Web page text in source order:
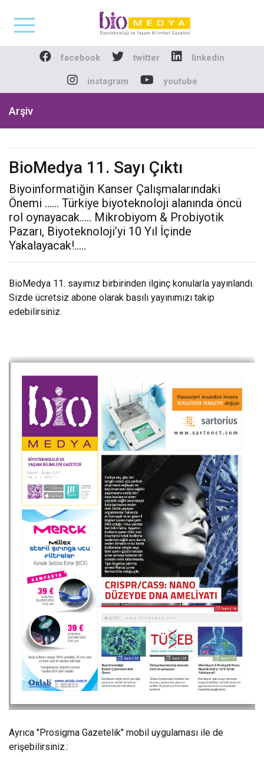
Biomedya -
facebook twitter linkedin
instagram youtube
Arşiv
BioMedya 11. Sayı Çıktı
Biyoinformatiğin Kanser Çalışmalarındaki
Önemi ...... Türkiye biyoteknoloji alanında öncü
rol oynayacak..... Mikrobiyom & Probiyotik
Pazarı, Biyoteknoloji’yi 10 Yıl İçinde
Yakalayacak!.....
BioMedya 11. sayımız birbirinden ilginç konularla yayınlandı.
Sizde ücretsiz abone olarak basılı yayınımızı takip
edebilirsiniz.
Ayrıca "Prosigma Gazetelik" mobil uygulaması ile de
erişebilirsiniz.: